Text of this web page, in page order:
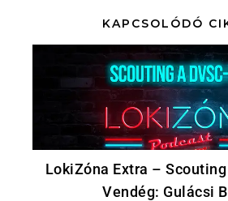
KAPCSOLÓDÓ
LokiZóna Extra –
Vendég: Gulácsi